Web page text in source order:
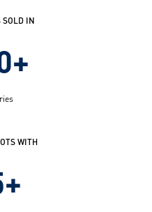
SOLD IN
WITH